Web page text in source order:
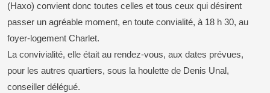
(Haxo) convient donc toutes celles et tous ceux qui désirent
passer un agréable moment, en toute convialité, à 18 h 30, au
foyer-logement Charlet.
La convivialité, elle était au rendez-vous, aux dates prévues,
pour les autres quartiers, sous la houlette de Denis Unal,
conseiller délégué.